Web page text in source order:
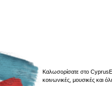
Καλωσορίσατε στο
κοινωνικές, μουσικές και